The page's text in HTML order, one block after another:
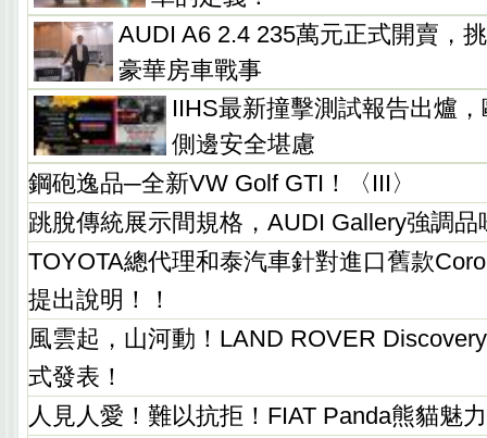
AUDI A6 2.4 235萬元正式開賣，
豪華房車戰事
IIHS最新撞擊測試報告出爐
側邊安全堪慮
鋼砲逸品─全新VW Golf GTI！〈III〉
跳脫傳統展示間規格，AUDI Gallery強調品
TOYOTA總代理和泰汽車針對進口舊款
提出說明！！
風雲起，山河動！LAND ROVER
式發表！
人見人愛！難以抗拒！FIAT Panda熊貓魅